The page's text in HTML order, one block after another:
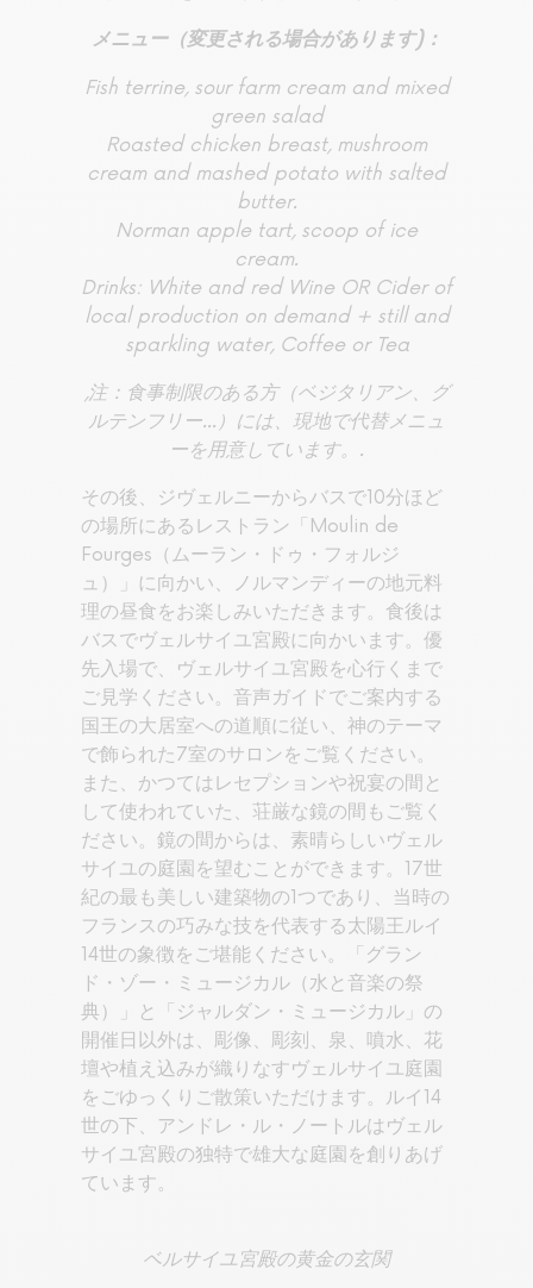
メニュー（変更される場合があります)：
Fish terrine, sour farm cream and mixed
green salad
Roasted chicken breast, mushroom
cream and mashed potato with salted
butter.
Norman apple tart, scoop of ice
cream.
Drinks: White and red Wine OR Cider of
local production on demand + still and
sparkling water, Coffee or Tea
,注：食事制限のある方（ベジタリアン、グ
ルテンフリー...）には、現地で代替メニュ
ーを用意しています。.
その後、ジヴェルニーからバスで10分ほど
の場所にあるレストラン「Moulin de
Fourges（ムーラン・ドゥ・フォルジ
ュ）」に向かい、ノルマンディーの地元料
理の昼食をお楽しみいただきます。食後は
バスでヴェルサイユ宮殿に向かいます。優
先入場で、ヴェルサイユ宮殿を心行くまで
ご見学ください。音声ガイドでご案内する
国王の大居室への道順に従い、神のテーマ
で飾られた7室のサロンをご覧ください。
また、かつてはレセプションや祝宴の間と
して使われていた、荘厳な鏡の間もご覧く
ださい。鏡の間からは、素晴らしいヴェル
サイユの庭園を望むことができます。17世
紀の最も美しい建築物の1つであり、当時の
フランスの巧みな技を代表する太陽王ルイ
14世の象徴をご堪能ください。「グラン
ド・ゾー・ミュージカル（水と音楽の祭
典）」と「ジャルダン・ミュージカル」の
開催日以外は、彫像、彫刻、泉、噴水、花
壇や植え込みが織りなすヴェルサイユ庭園
をごゆっくりご散策いただけます。ルイ14
世の下、アンドレ・ル・ノートルはヴェル
サイユ宮殿の独特で雄大な庭園を創りあげ
ています。
ベルサイユ宮殿の黄金の玄関